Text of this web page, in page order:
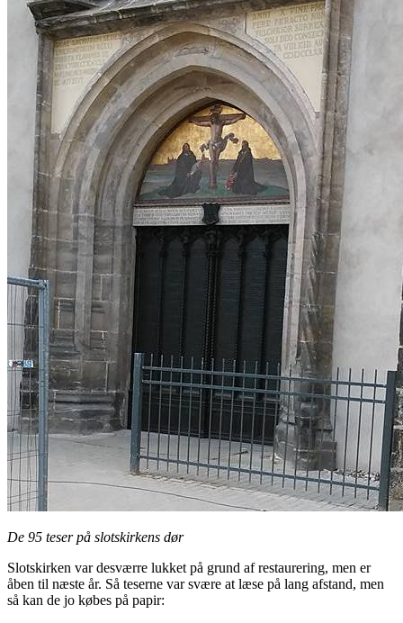
De 95 teser på slotskirkens dør
Slotskirken var desværre lukket på grund af restaurering, men er
åben til næste år. Så teserne var svære at læse på lang afstand, men
så kan de jo købes på papir: